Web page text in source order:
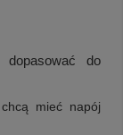
dopasować do
mieć napój